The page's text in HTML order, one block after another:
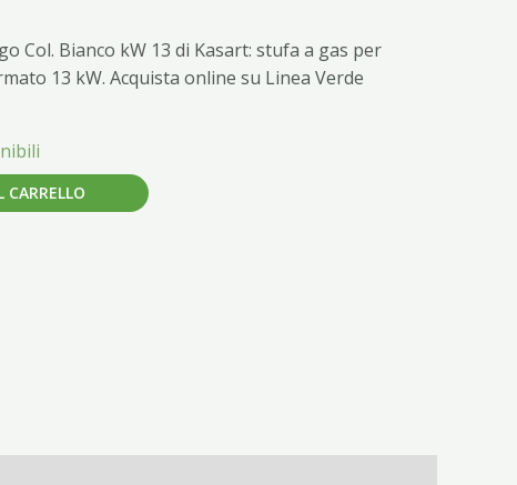
Col. Bianco kW 13 di Kasart: stufa a gas per
13 kW. Acquista online su Linea Verde
CARRELLO